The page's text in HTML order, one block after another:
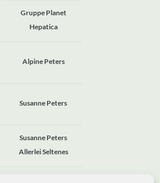
Gruppe Planet
Hepatica
Alpine Peters
Susanne Peters
Susanne Peters
Allerlei Seltenes